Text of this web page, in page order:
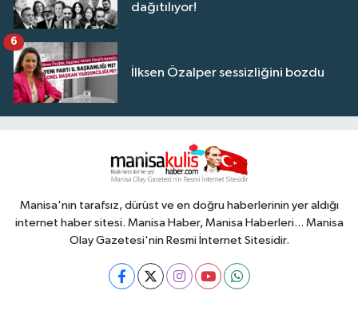
dağıtılıyor!
İlksen Özalper sessizliğini bozdu
6
Manisa'nın tarafsız, dürüst ve en doğru haberlerinin yer aldığı
internet haber sitesi. Manisa Haber, Manisa Haberleri... Manisa
Olay Gazetesi'nin Resmi İnternet Sitesidir.